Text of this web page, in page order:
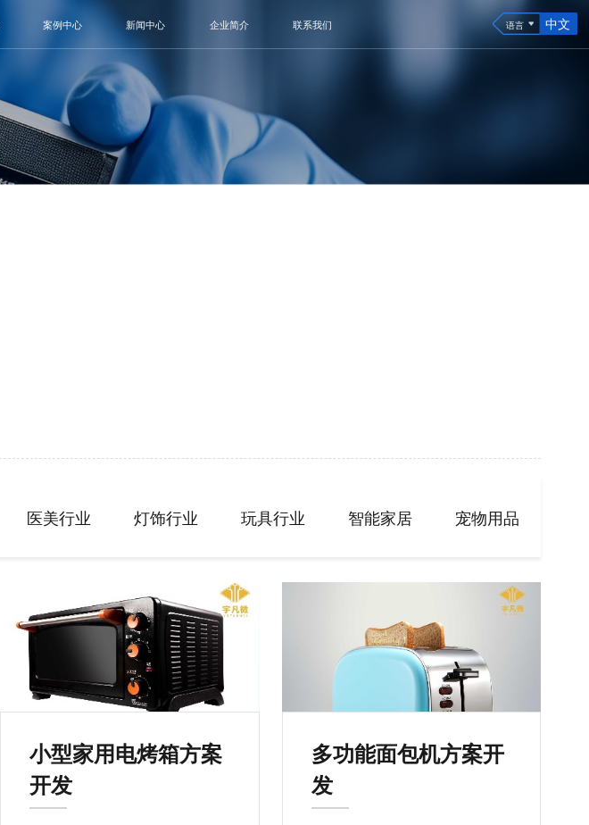
语言 中文
案例中心 新闻中心 企业简介 联系我们
医美行业 灯饰行业 玩具行业 智能家居 宠物用品
小型家用电烤箱方案
开发
多功能面包机方案开
发